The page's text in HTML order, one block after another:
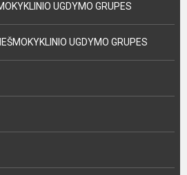
UGDYMO GRUPES
UGDYMO GRUPES